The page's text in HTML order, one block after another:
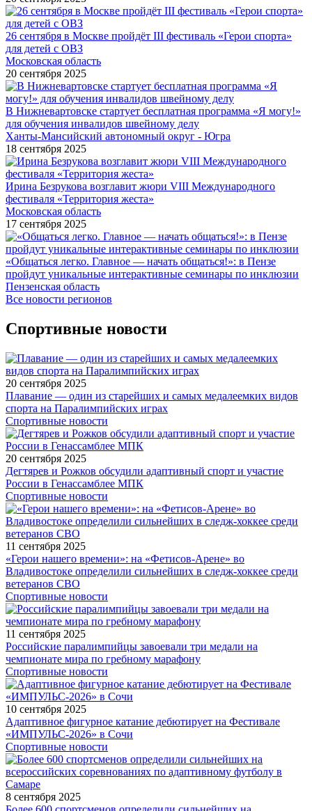
26 сентября в Москве пройдёт III фестиваль «Герои спорта»
для детей с ОВЗ
Московская область
20 сентября 2025
В Нижневартовске стартует бесплатная программа «Я могу!»
для обучения инвалидов швейному делу
Ханты-Мансийский автономный округ - Югра
18 сентября 2025
Ирина Безрукова возглавит жюри VIII Международного
фестиваля «Территория жеста»
Московская область
17 сентября 2025
«Общаться легко. Главное — начать общаться!»: в Пензе
пройдут уникальные интерактивные семинары по инклюзии
Пензенская область
Все новости регионов
Спортивные новости
20 сентября 2025
Плавание — один из старейших и самых медалеемких видов
спорта на Паралимпийских играх
Спортивные новости
20 сентября 2025
Дегтярев и Рожков обсудили адаптивный спорт и участие
России в Генассамблее МПК
Спортивные новости
11 сентября 2025
«Герои нашего времени»: на «Фетисов-Арене» во
Владивостоке определили сильнейших в следж-хоккее среди
ветеранов СВО
Спортивные новости
11 сентября 2025
Российские паралимпийцы завоевали три медали на
чемпионате мира по гребному марафону
Спортивные новости
10 сентября 2025
Адаптивное фигурное катание дебютирует на Фестивале
«ИМПУЛЬС-2026» в Сочи
Спортивные новости
8 сентября 2025